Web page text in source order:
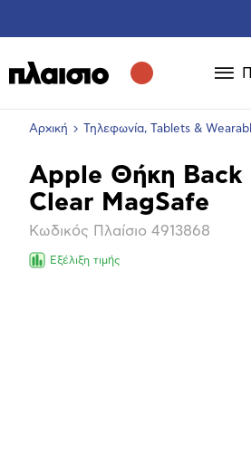
Αρχική Τηλεφωνία, Tablets &
Βασικά
χαρακτηριστικά
Apple Θήκη Back
Clear MagSafe
Κωδικός Πλαίσιο 4913868
Εξέλιξη τιμής